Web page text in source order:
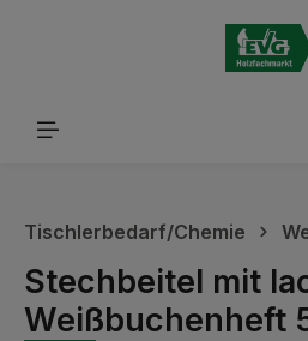
Tischlerbedarf/Chemie
Stechbeitel mit
Weißbuchenheft